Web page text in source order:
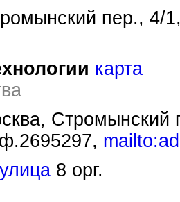
пер., 4/
карта
Стромынский
8 орг.